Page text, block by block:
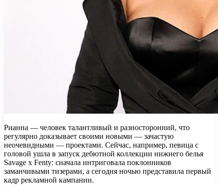
Рианна — человек талантливый и разносторонний, что
регулярно доказывает своими новыми — зачастую
неочевидными — проектами. Сейчас, например, певица с
головой ушла в запуск дебютной коллекции нижнего белья
Savage x Fenty: сначала интриговала поклонников
заманчивыми тизерами, а сегодня ночью представила первый
кадр рекламной кампании.